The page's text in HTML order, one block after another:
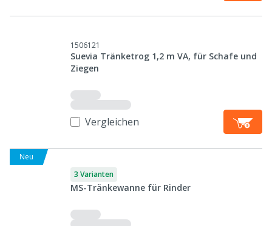
1506121
Suevia Tränketrog 1,2 m VA, für Schafe und
Ziegen
Vergleichen
Neu
3 Varianten
MS-Tränkewanne für Rinder